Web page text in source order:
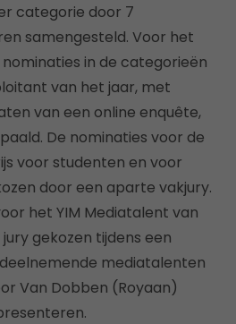
categorie door 7
samengesteld. Voor het
in de categorieën
van het jaar, met
van een online enquête,
De nominaties voor de
voor studenten en voor
door een aparte vakjury.
het YIM Mediatalent van
gekozen tijdens een
mediatalenten
Van Dobben (Royaan)